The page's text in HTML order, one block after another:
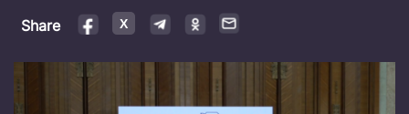
Share